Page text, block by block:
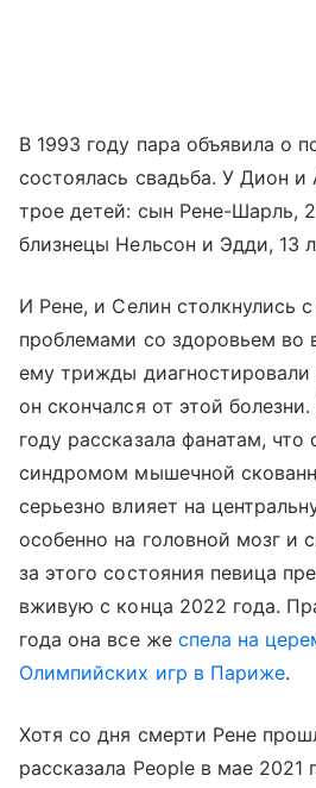
В 1993 году пара объявила о
состоялась свадьба. У Дион
трое детей: сын Рене-Шарль,
близнецы Нельсон и Эдди, 13
И Рене, и Селин столкнулись
проблемами со здоровьем во
ему трижды диагностировали
он скончался от этой
году рассказала фанатам, что
синдромом мышечной
серьезно влияет на
особенно на головной мозг и
за этого состояния певица
вживую с конца 2022 года.
года она все же спела на
Олимпийских игр в Париже.
Хотя со дня смерти Рене
рассказала People в мае 2021